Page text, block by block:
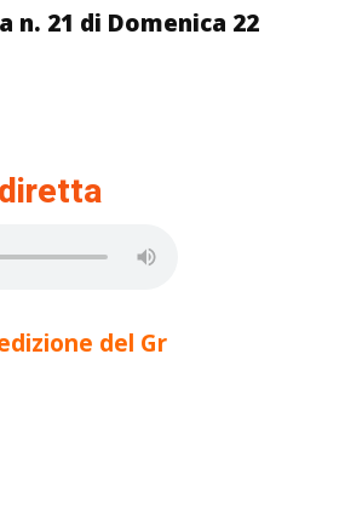
n. 21 di Domenica 22
del Gr